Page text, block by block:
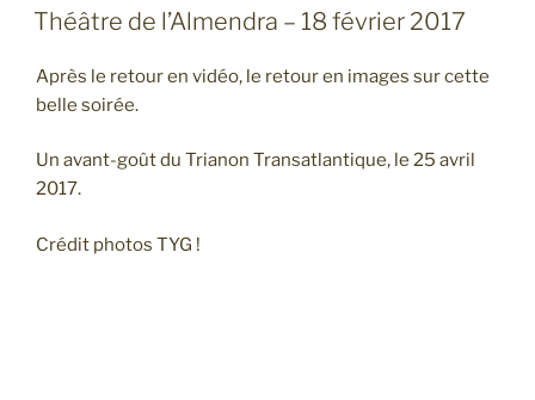
LE
Théâtre de l’Almendra – 18 février 2017
Après le retour en vidéo, le retour en images sur cette
belle soirée.
Un avant-goût du Trianon Transatlantique, le 25 avril
2017.
Crédit photos TYG !